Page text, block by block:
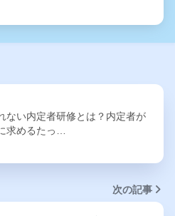
ない内定者研修とは？内定者が
求めるたっ…
次の記事